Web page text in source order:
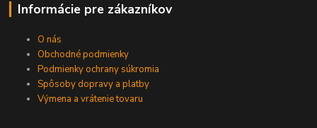
Informácie pre zákazníkov
O nás
Obchodné podmienky
Podmienky ochrany súkromia
Spôsoby dopravy a platby
Výmena a vrátenie tovaru